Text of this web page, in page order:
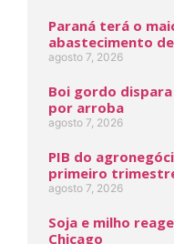
Paraná terá o
abastecimento
agosto 7, 2026
Boi gordo
por arroba
agosto 7, 2026
PIB do
primeiro
agosto 7, 2026
Soja e milho
Chicago